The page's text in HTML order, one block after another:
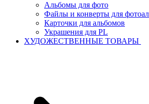
Альбомы для фото
Файлы и конверты для
Карточки для альбомов
Украшения для PL
ХУДОЖЕСТВЕННЫЕ ТОВАРЫ